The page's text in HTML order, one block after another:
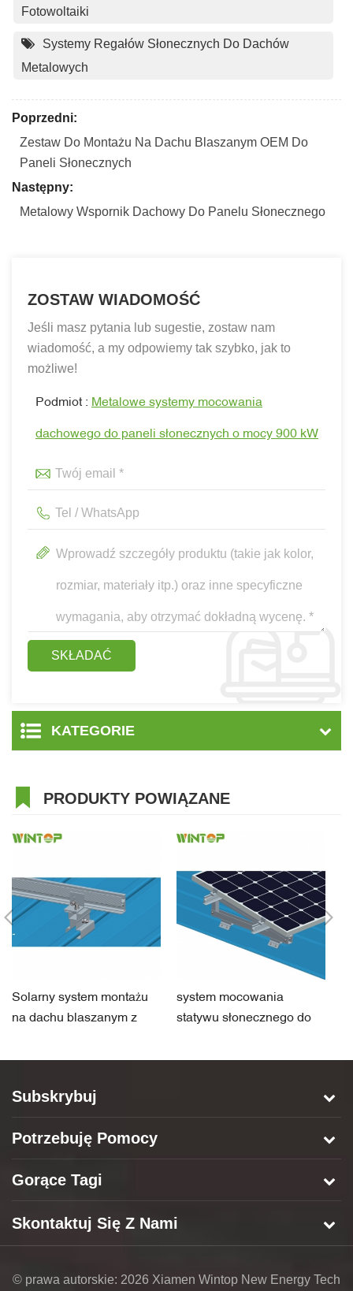
Fotowoltaiki
Systemy Regałów Słonecznych Do Dachów
Metalowych
Poprzedni:
Zestaw Do Montażu Na Dachu Blaszanym OEM Do
Paneli Słonecznych
Następny:
Metalowy Wspornik Dachowy Do Panelu Słonecznego
ZOSTAW WIADOMOŚĆ
Jeśli masz pytania lub sugestie, zostaw nam
wiadomość, a my odpowiemy tak szybko, jak to
możliwe!
Podmiot : Metalowe systemy mocowania
dachowego do paneli słonecznych o mocy 900 kW
KATEGORIE
PRODUKTY POWIĄZANE
Solarny system montażu
na dachu blaszanym z
system mocowania
statywu słonecznego do
Subskrybuj
Potrzebuję Pomocy
Gorące Tagi
Skontaktuj Się Z Nami
© prawa autorskie: 2026 Xiamen Wintop New Energy Tech